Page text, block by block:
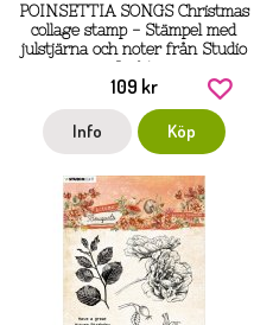
POINSETTIA SONGS Christmas
collage stamp - Stämpel med
julstjärna och noter från Studio
Light
109 kr
Info Köp